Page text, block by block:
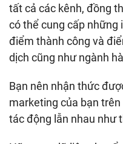
tất cả các kênh, đồng
có thể cung cấp những
điểm thành công và
dịch cũng như ngành
Bạn nên nhận thức
marketing của bạn
tác động lẫn nhau như